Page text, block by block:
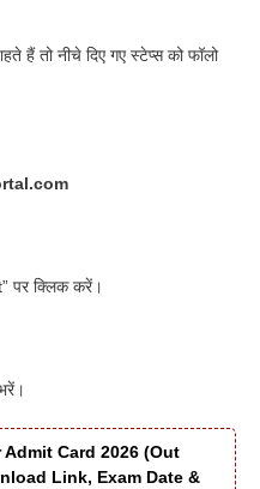
हैं तो नीचे दिए गए स्टेप्स को फॉलो
पर क्लिक करें।
Admit Card 2026 (Out
Link, Exam Date &